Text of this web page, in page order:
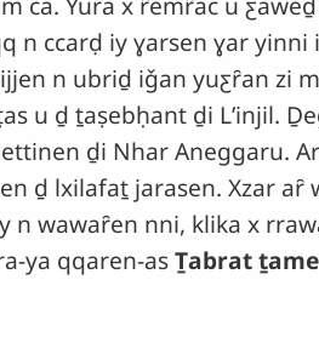
n ccarḍ iy ɣarsen ɣar yinni
n ubriḏ iǧan yuƹȓan zi
u ḏ ṯaṣebḥant ḏi Lʼinjil.
ḏi Nhar Aneggaru.
ḏ lxilafaṯ jarasen. Xzar aȓ
n wawaȓen nni, klika x
ya qqaren-asṮabrat